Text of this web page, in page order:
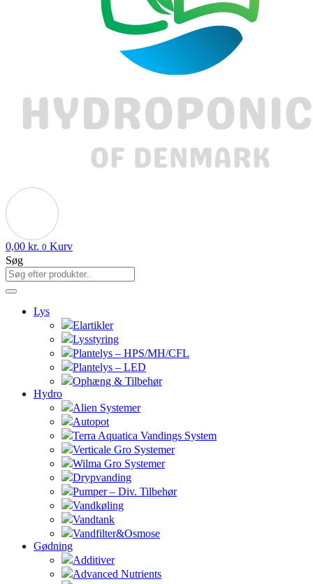
0,00 kr. 0 Kurv
Søg
Lys
Elartikler
Lysstyring
Plantelys – HPS/MH/CFL
Plantelys – LED
Ophæng & Tilbehør
Hydro
Alien Systemer
Autopot
Terra Aquatica Vandings System
Verticale Gro Systemer
Wilma Gro Systemer
Drypvanding
Pumper – Div. Tilbehør
Vandkøling
Vandtank
Vandfilter&Osmose
Gødning
Additiver
Advanced Nutrients